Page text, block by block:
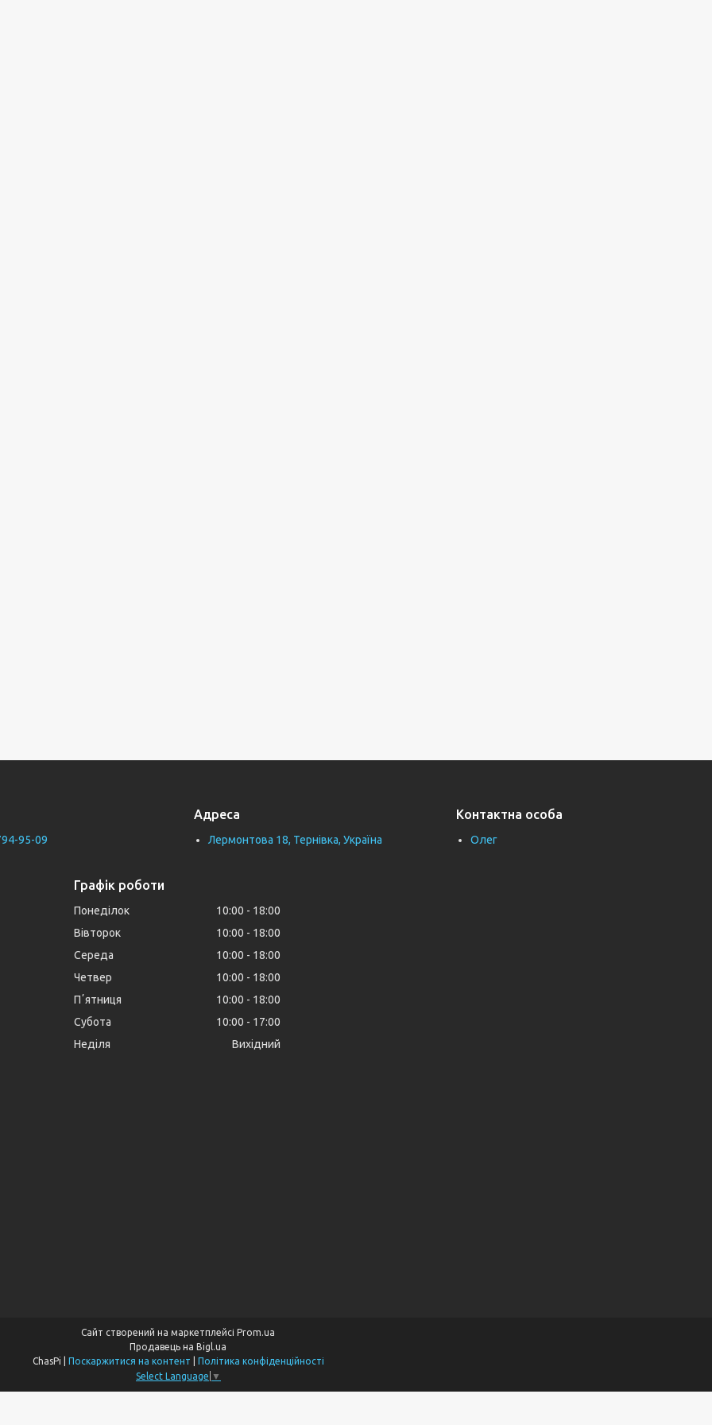
95-09
Адреса
Лермонтова 18, Тернівка, Україна
Контактна особа
Олег
Графік роботи
Понеділок 10:00
18:00
Вівторок
10:00
18:00
Середа
10:00
18:00
Четвер
10:00
18:00
Пʼятниця
10:00
18:00
Субота
10:00
17:00
Неділя
Вихідний
Сайт створений на маркетплейсі Prom.ua
Продавець на Bigl.ua
Поскаржитися на контент
Політика конфіденційності
Select Language ▼